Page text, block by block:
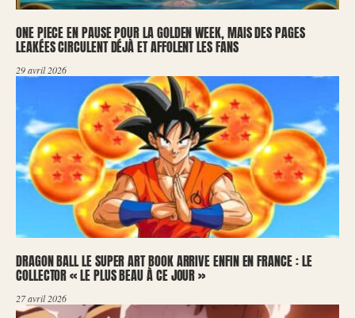
ONE PIECE EN PAUSE POUR LA GOLDEN WEEK, MAIS DES PAGES
LEAKÉES CIRCULENT DÉJÀ ET AFFOLENT LES FANS
29 avril 2026
DRAGON BALL LE SUPER ART BOOK ARRIVE ENFIN EN FRANCE : LE
COLLECTOR « LE PLUS BEAU À CE JOUR »
27 avril 2026